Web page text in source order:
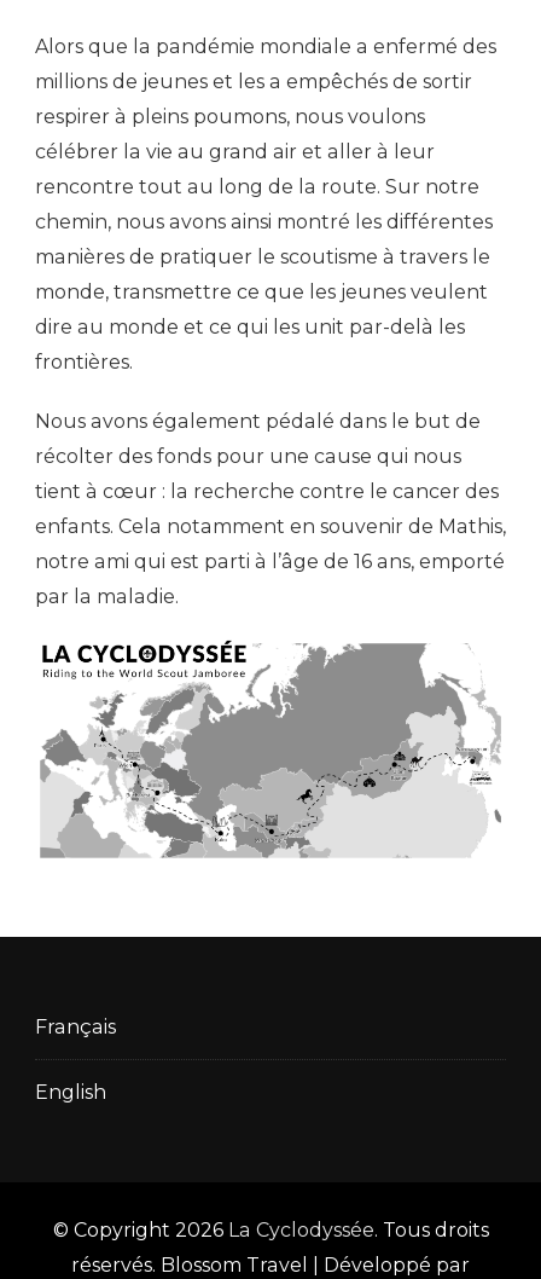
Alors que la pandémie mondiale a enfermé des
millions de jeunes et les a empêchés de sortir
respirer à pleins poumons, nous voulons
célébrer la vie au grand air et aller à leur
rencontre tout au long de la route. Sur notre
chemin, nous avons ainsi montré les différentes
manières de pratiquer le scoutisme à travers le
monde, transmettre ce que les jeunes veulent
dire au monde et ce qui les unit par-delà les
frontières.
Nous avons également pédalé dans le but de
récolter des fonds pour une cause qui nous
tient à cœur : la recherche contre le cancer des
enfants. Cela notamment en souvenir de Mathis,
notre ami qui est parti à l’âge de 16 ans, emporté
par la maladie.
Français
English
© Copyright 2026 La Cyclodyssée. Tous droits
réservés. Blossom Travel | Développé par